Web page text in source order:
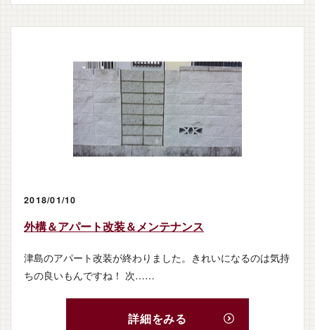
2018/01/10
外構＆アパート改装＆メンテナンス
津島のアパート改装が終わりました。きれいになるのは気持
ちの良いもんですね！ 次……
詳細をみる